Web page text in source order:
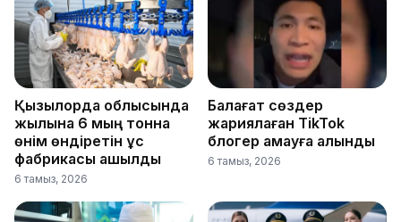
Қызылорда облысында
жылына 6 мың тонна
өнім өндіретін құс
фабрикасы ашылды
6 тамыз, 2026
Балағат сөздер
жариялаған TikTok
блогер қамауға алынды
6 тамыз, 2026